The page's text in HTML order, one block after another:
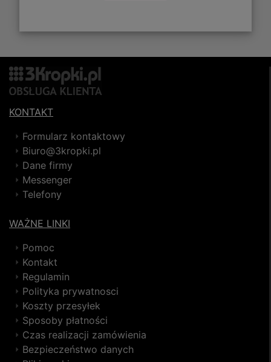
KONTAKT
Formularz kontaktowy
Biuro@3kropki.pl
Dane firmy
Messenger
Telefony
WAŻNE LINKI
Pomoc
Kontakt
Regulamin
Polityka prywatnosci
Koszty przesyłek
Sposoby płatności
Czas realizacji zamówienia
Bezpieczeństwo danych